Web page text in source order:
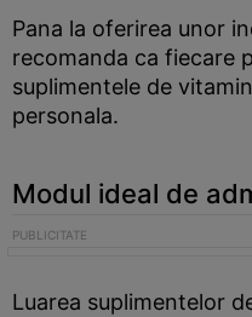
Pana la oferirea unor
recomanda ca fiecare
suplimentele de
personala.
Modul ideal de
Luarea suplimentelor